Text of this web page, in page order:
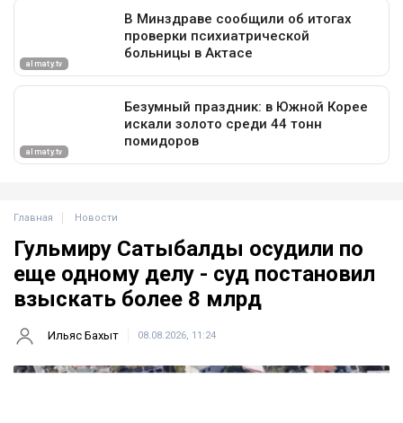
Главная Новости
Гульмиру Сатыбалды осудили по
еще одному делу - суд постановил
взыскать более 8 млрд
Ильяс Бахыт 08.08.2026, 11:24